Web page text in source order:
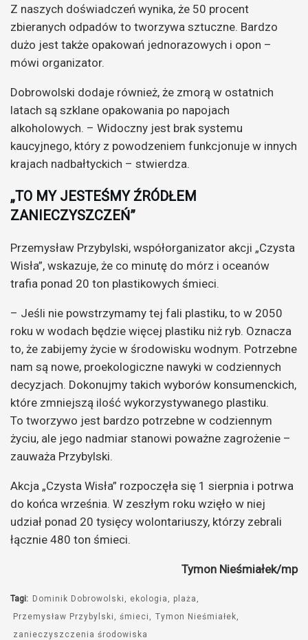
Z naszych doświadczeń wynika, że 50 procent
zbieranych odpadów to tworzywa sztuczne. Bardzo
dużo jest także opakowań jednorazowych i opon –
mówi organizator.
Dobrowolski dodaje również, że zmorą w ostatnich
latach są szklane opakowania po napojach
alkoholowych. – Widoczny jest brak systemu
kaucyjnego, który z powodzeniem funkcjonuje w innych
krajach nadbałtyckich – stwierdza.
„TO MY JESTEŚMY ŹRÓDŁEM
ZANIECZYSZCZEŃ”
Przemysław Przybylski, współorganizator akcji „Czysta
Wisła”, wskazuje, że co minutę do mórz i oceanów
trafia ponad 20 ton plastikowych śmieci.
– Jeśli nie powstrzymamy tej fali plastiku, to w 2050
roku w wodach będzie więcej plastiku niż ryb. Oznacza
to, że zabijemy życie w środowisku wodnym. Potrzebne
nam są nowe, proekologiczne nawyki w codziennych
decyzjach. Dokonujmy takich wyborów konsumenckich,
które zmniejszą ilość wykorzystywanego plastiku.
To tworzywo jest bardzo potrzebne w codziennym
życiu, ale jego nadmiar stanowi poważne zagrożenie –
zauważa Przybylski.
Akcja „Czysta Wisła” rozpoczęła się 1 sierpnia i potrwa
do końca września. W zeszłym roku wzięło w niej
udział ponad 20 tysięcy wolontariuszy, którzy zebrali
łącznie 480 ton śmieci.
Tymon Nieśmiałek/mp
Tagi: Dominik Dobrowolski ekologia
plaża
Przemysław Przybylski
śmieci
Tymon Nieśmiałek
zanieczyszczenia środowiska